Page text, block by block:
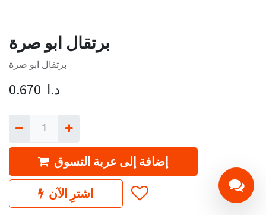
برتقال ابو صرة
برتقال ابو صرة
0.670 د.ا
إضافة إلى عربة التسوق
اشترِ الآن